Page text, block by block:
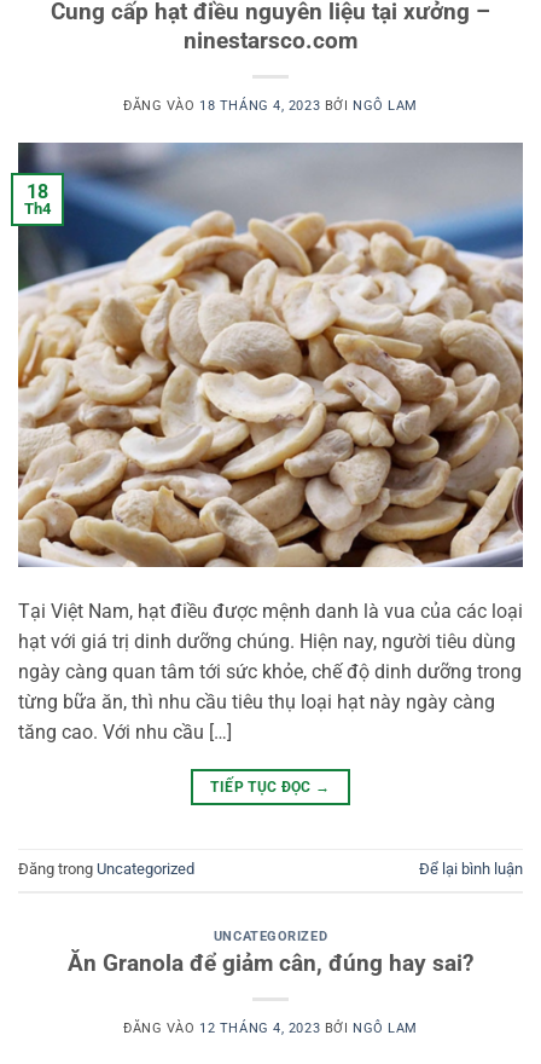
Cung cấp hạt điều nguyên liệu tại xưởng –
ninestarsco.com
ĐĂNG VÀO 18 THÁNG 4, 2023 BỞI NGÔ LAM
18
Th4
Tại Việt Nam, hạt điều được mệnh danh là vua của các loại
hạt với giá trị dinh dưỡng chúng. Hiện nay, người tiêu dùng
ngày càng quan tâm tới sức khỏe, chế độ dinh dưỡng trong
từng bữa ăn, thì nhu cầu tiêu thụ loại hạt này ngày càng
tăng cao. Với nhu cầu […]
TIẾP TỤC ĐỌC →
Đăng trong Uncategorized Để lại bình luận
UNCATEGORIZED
Ăn Granola để giảm cân, đúng hay sai?
ĐĂNG VÀO 12 THÁNG 4, 2023 BỞI NGÔ LAM